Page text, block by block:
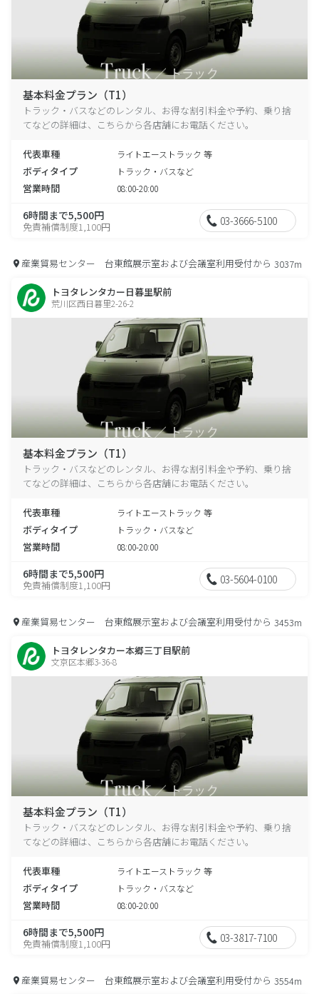
基本料金プラン（T1）
トラック・バスなどのレンタル、お得な割引料金や予約、乗り捨
てなどの詳細は、こちらから各店舗にお電話ください。
代表車種 ライトエーストラック 等
ボディタイプ トラック・バスなど
営業時間 08:00-20:00
6時間まで5,500円
免責補償制度1,100円 03-3666-5100
産業貿易センター 台東館展示室および会議室利用受付から 3037m
トヨタレンタカー日暮里駅前
荒川区西日暮里2-26-2
基本料金プラン（T1）
トラック・バスなどのレンタル、お得な割引料金や予約、乗り捨
てなどの詳細は、こちらから各店舗にお電話ください。
代表車種 ライトエーストラック 等
ボディタイプ トラック・バスなど
営業時間 08:00-20:00
6時間まで5,500円
免責補償制度1,100円 03-5604-0100
産業貿易センター 台東館展示室および会議室利用受付から 3453m
トヨタレンタカー本郷三丁目駅前
文京区本郷3-36-8
基本料金プラン（T1）
トラック・バスなどのレンタル、お得な割引料金や予約、乗り捨
てなどの詳細は、こちらから各店舗にお電話ください。
代表車種 ライトエーストラック 等
ボディタイプ トラック・バスなど
営業時間 08:00-20:00
6時間まで5,500円
免責補償制度1,100円 03-3817-7100
産業貿易センター 台東館展示室および会議室利用受付から 3554m